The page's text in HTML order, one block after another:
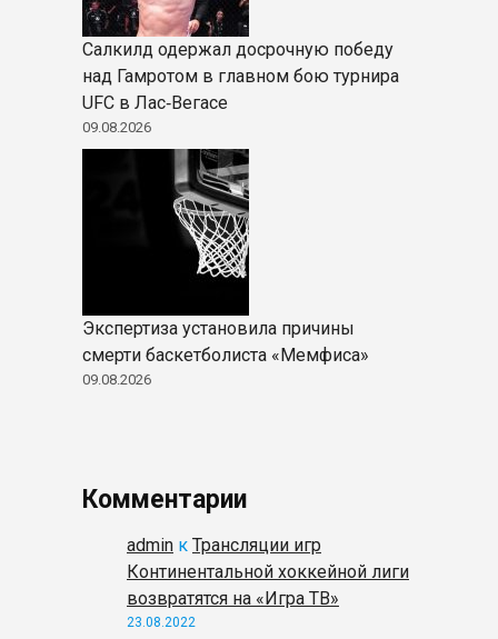
Салкилд одержал досрочную победу
над Гамротом в главном бою турнира
UFC в Лас‑Вегасе
09.08.2026
Экспертиза установила причины
смерти баскетболиста «Мемфиса»
09.08.2026
Комментарии
admin к Трансляции игр
Континентальной хоккейной лиги
возвратятся на «Игра ТВ»
23.08.2022